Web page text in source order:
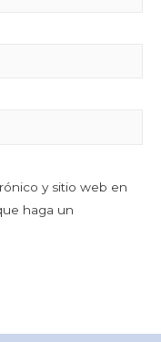
y sitio web en
haga un